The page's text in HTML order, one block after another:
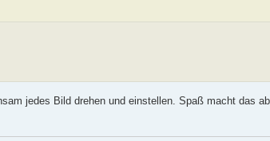
jedes Bild drehen und einstellen. Spaß macht das